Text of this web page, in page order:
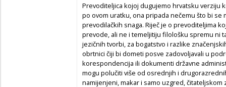
Prevoditeljica kojoj dugujemo hrvatsku verziju
po ovom uratku, ona pripada nečemu što bi
prevodilačkih snaga. Riječ je o prevoditeljima
prevode, ali ne i temeljitiju filološku spremu ni
jezičnih tvorbi, za bogatstvo i razlike
obrtnici čiji bi dometi posve zadovoljavali u
korespondencija ili dokumenti državne
mogu polučiti više od osrednjih i
namijenjeni, makar i samo uzgred,